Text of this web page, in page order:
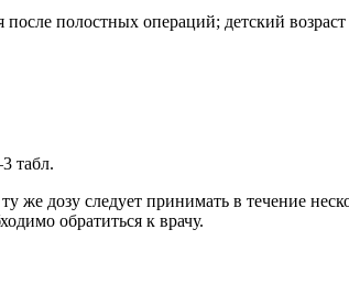
полостных операций; детский
табл.
дозу следует принимать в течение
обратиться к врачу.